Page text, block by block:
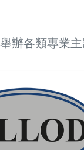
辦各類專業